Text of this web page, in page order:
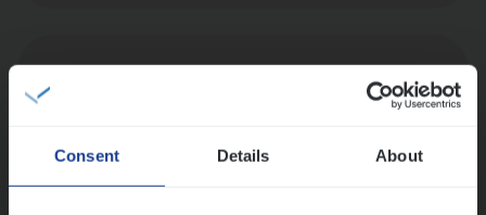
Consent Details About
Insu­ran­ce Bro­ker Trans­port&Logistiek
Sales Management
Antwerpen